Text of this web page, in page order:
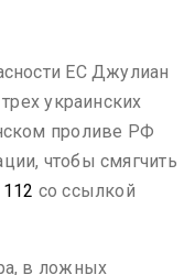
ЕС Джулиан
украинских
проливе РФ
чтобы смягчить
112 со ссылкой
в ложных